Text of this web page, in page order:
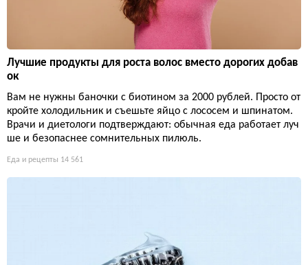
Лучшие продукты для роста волос вместо дорогих добав
ок
Вам не нужны баночки с биотином за 2000 рублей. Просто от
кройте холодильник и съешьте яйцо с лососем и шпинатом.
Врачи и диетологи подтверждают: обычная еда работает луч
ше и безопаснее сомнительных пилюль.
Еда и рецепты 14 561